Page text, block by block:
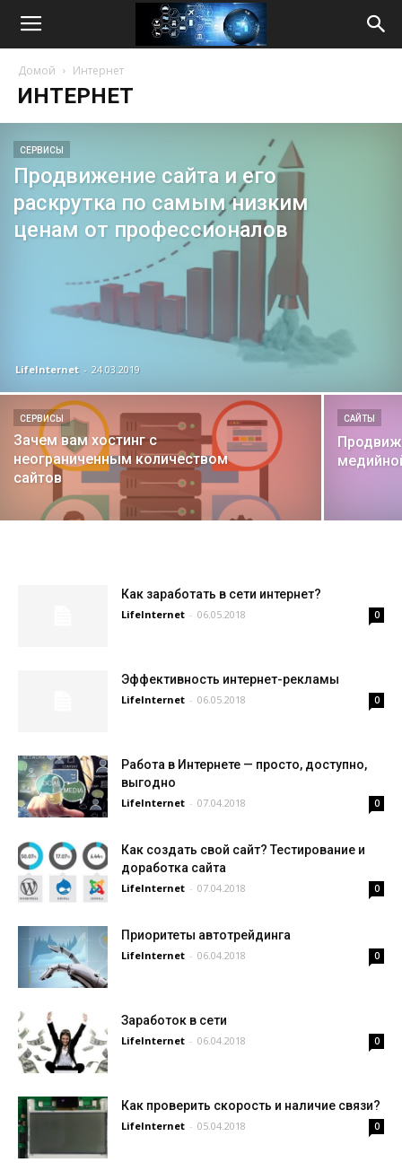
Life
Internet
Домой Интернет
ИНТЕРНЕТ
СЕРВИСЫ
Продвижение сайта и его
раскрутка по самым низким
ценам от профессионалов
LifeInternet - 24.03.2019
СЕРВИСЫ
Зачем вам хостинг с
неограниченным количеством
сайтов
САЙТЫ
Как заработать в сети интернет?
LifeInternet - 06.05.2018 0
Эффективность интернет-рекламы
LifeInternet - 06.05.2018 0
Работа в Интернете — просто, доступно,
выгодно
LifeInternet - 07.04.2018 0
Как создать свой сайт? Тестирование и
доработка сайта
LifeInternet - 07.04.2018 0
Приоритеты автотрейдинга
LifeInternet - 06.04.2018 0
Заработок в сети
LifeInternet - 06.04.2018 0
Как проверить скорость и наличие связи?
LifeInternet - 05.04.2018 0